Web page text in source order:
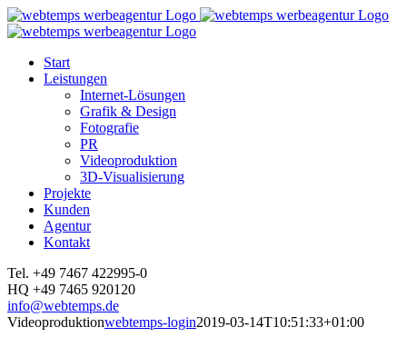
Zum
Inhalt
Start
Leistungen
Internet-Lösungen
Grafik & Design
Fotografie
PR
Videoproduktion
3D-Visualisierung
Projekte
Kunden
Agentur
Kontakt
Facebook
Instagram
YouTube
LinkedIn
Tel. +49 7467 422995-0
HQ +49 7465 920120
info@webtemps.de
Videoproduktionwebtemps-login2019-03-14T10:51:33+01:00